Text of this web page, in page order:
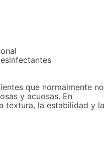
que normalmente no
y acuosas. En
textura, la estabilidad y la